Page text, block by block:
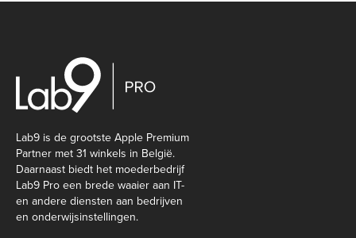
Lab9 is de grootste Apple Premium
Partner met 31 winkels in België.
Daarnaast biedt het moederbedrijf
Lab9 Pro een brede waaier aan IT-
en andere diensten aan bedrijven
en onderwijsinstellingen.